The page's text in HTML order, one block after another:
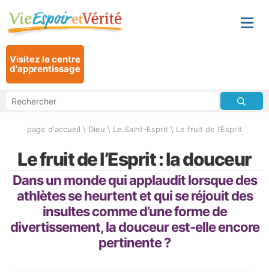
Visitez le centre
d'apprentissage
page d'accueil \ Dieu \ Le Saint-Esprit \ Le fruit de l’Esprit
Le fruit de l’Esprit : la douceur
Dans un monde qui applaudit lorsque des
athlètes se heurtent et qui se réjouit des
insultes comme d’une forme de
divertissement, la douceur est-elle encore
pertinente ?